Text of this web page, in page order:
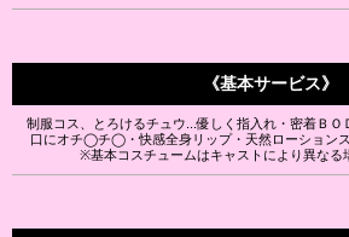
《基本サービス》
制服コス、とろけるチュウ...優しく指入れ・密着ＢＯ
口にオチ◯チ◯・快感全身リップ・天然ローションス
※基本コスチュームはキャストにより異なる